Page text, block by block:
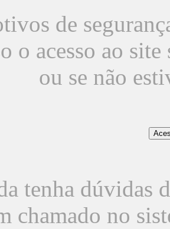
de
o acesso ao
ou se não
tenha dúvidas
chamado no